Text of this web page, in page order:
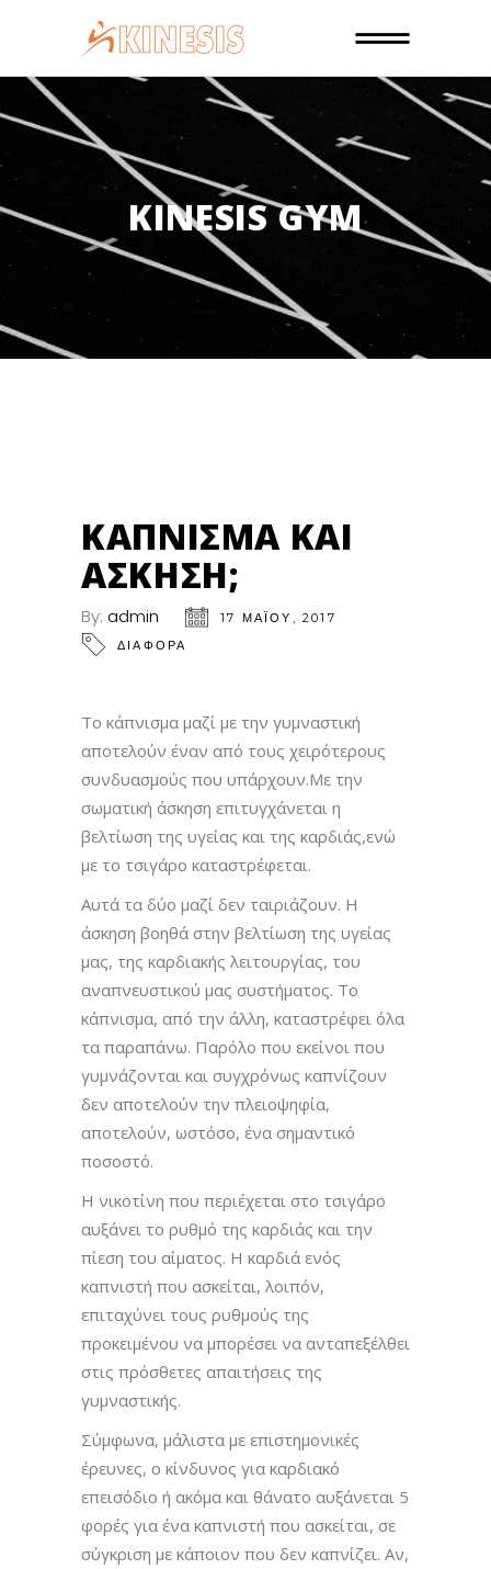
KINESIS GYM
ΚΆΠΝΙΣΜΑ ΚΑΙ
ΆΣΚΗΣΗ;
By: admin
17 ΜΑΪ́ΟΥ, 2017
ΔΙΑΦΟΡΑ
Το κάπνισμα μαζί με την γυμναστική
αποτελούν έναν από τους χειρότερους
συνδυασμούς που υπάρχουν.Με την
σωματική άσκηση επιτυγχάνεται η
βελτίωση της υγείας και της καρδιάς,ενώ
με το τσιγάρο καταστρέφεται.
Αυτά τα δύο μαζί δεν ταιριάζουν. Η
άσκηση βοηθά στην βελτίωση της υγείας
μας, της καρδιακής λειτουργίας, του
αναπνευστικού μας συστήματος. Το
κάπνισμα, από την άλλη, καταστρέφει όλα
τα παραπάνω. Παρόλο που εκείνοι που
γυμνάζονται και συγχρόνως καπνίζουν
δεν αποτελούν την πλειοψηφία,
αποτελούν, ωστόσο, ένα σημαντικό
ποσοστό.
Η νικοτίνη που περιέχεται στο τσιγάρο
αυξάνει το ρυθμό της καρδιάς και την
πίεση του αίματος. Η καρδιά ενός
καπνιστή που ασκείται, λοιπόν,
επιταχύνει τους ρυθμούς της
προκειμένου να μπορέσει να ανταπεξέλθει
στις πρόσθετες απαιτήσεις της
γυμναστικής.
Σύμφωνα, μάλιστα με επιστημονικές
έρευνες, ο κίνδυνος για καρδιακό
επεισόδιο ή ακόμα και θάνατο αυξάνεται 5
φορές για ένα καπνιστή που ασκείται, σε
σύγκριση με κάποιον που δεν καπνίζει. Αν,